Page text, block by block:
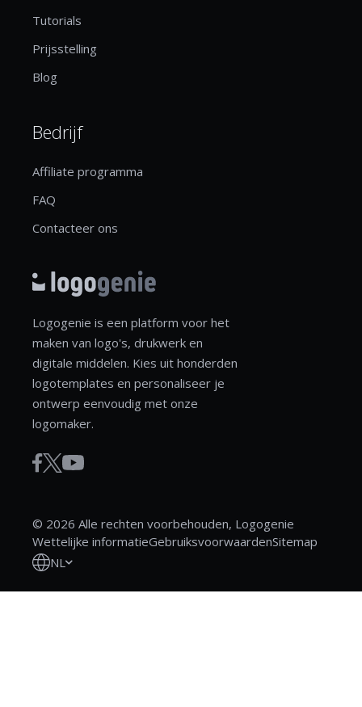
Tutorials
Prijsstelling
Blog
Bedrijf
Affiliate programma
FAQ
Contacteer ons
Logogenie is een platform voor het
maken van logo's, drukwerk en
digitale middelen. Kies uit honderden
logotemplates en personaliseer je
ontwerp eenvoudig met onze
logomaker.
© 2026 Alle rechten voorbehouden, Logogenie
Wettelijke informatieGebruiksvoorwaardenSitemap
NL